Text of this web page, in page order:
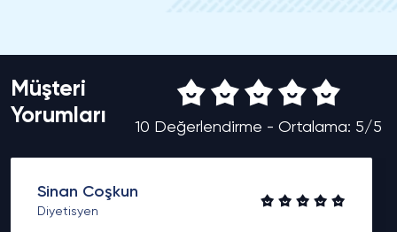
Müşteri
Yorumları
10 Değerlendirme - Ortalama: 5/5
Sinan Coşkun
Diyetisyen